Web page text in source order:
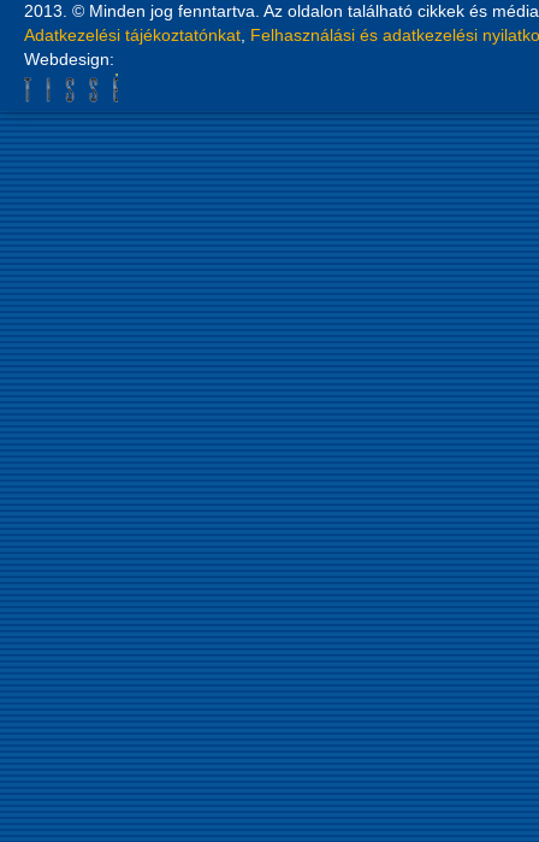
2013. © Minden jog fenntartva. Az oldalon található cikkek és
Adatkezelési tájékoztatónkat Felhasználási és adatkezelési
Webdesign: